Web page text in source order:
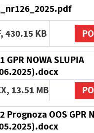
430.15 KB
GPR NOWA SLUPIA
13.51 MB
Prognoza OOS GPR
promocyjne mogą
trzecich lub firm
innych dostawców usług.
prezentujących
ofert, komunikatów